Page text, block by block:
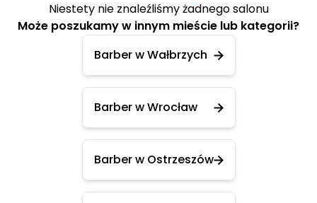
Niestety nie znaleźliśmy żadnego salonu
Może poszukamy w innym mieście lub kategorii?
Barber w Wałbrzych
Barber w Wrocław
Barber w Ostrzeszów